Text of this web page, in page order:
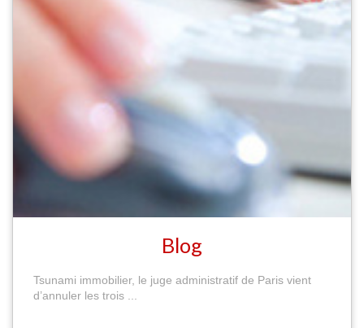
Blog
Tsunami immobilier, le juge administratif de Paris vient
d’annuler les trois ...